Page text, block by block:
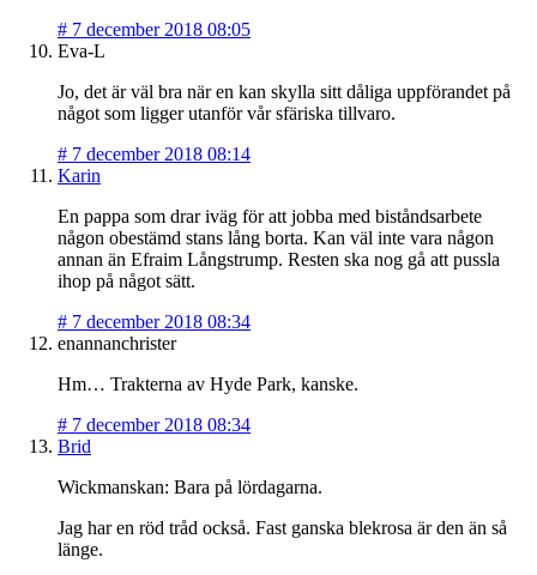
# 7 december 2018 08:05
Eva-L
Jo, det är väl bra när en kan skylla sitt dåliga uppförandet på
något som ligger utanför vår sfäriska tillvaro.
# 7 december 2018 08:14
Karin
En pappa som drar iväg för att jobba med biståndsarbete
någon obestämd stans lång borta. Kan väl inte vara någon
annan än Efraim Långstrump. Resten ska nog gå att pussla
ihop på något sätt.
# 7 december 2018 08:34
enannanchrister
Hm… Trakterna av Hyde Park, kanske.
# 7 december 2018 08:34
Brid
Wickmanskan: Bara på lördagarna.
Jag har en röd tråd också. Fast ganska blekrosa är den än så
länge.